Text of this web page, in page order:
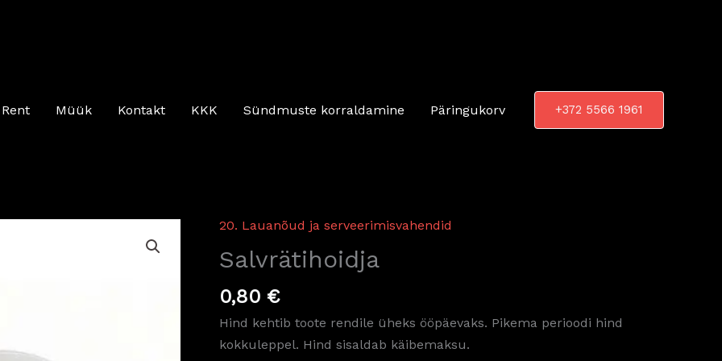
Rent Müük Kontakt KKK Sündmuste korraldamine Päringukorv +372 5566 1961
20. Lauanõud ja serveerimisvahendid
Salvrätihoidja
0,80 €
Hind kehtib toote rendile üheks ööpäevaks. Pikema perioodi hind
kokkuleppel. Hind sisaldab käibemaksu.
Salvrätihoidja
kogus